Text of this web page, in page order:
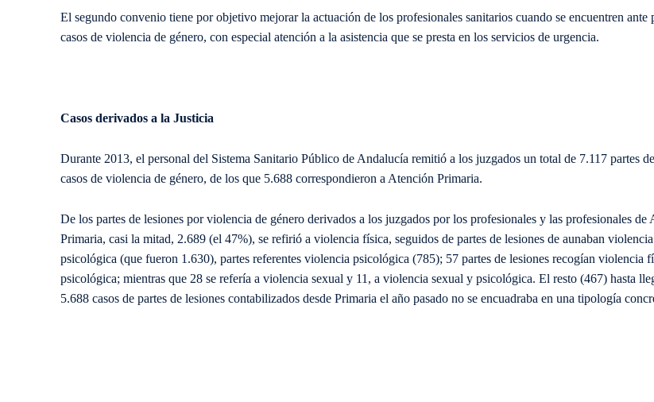
El segundo convenio tiene por objetivo mejorar la actuación de los profesionales sanitarios cuando se encuentren ante
casos de violencia de género, con especial atención a la asistencia que se presta en los servicios de urgencia.
Casos derivados a la Justicia
Durante 2013, el personal del Sistema Sanitario Público de Andalucía remitió a los juzgados un total de 7.117 partes
casos de violencia de género, de los que 5.688 correspondieron a Atención Primaria.
De los partes de lesiones por violencia de género derivados a los juzgados por los profesionales y las profesionales de
Primaria, casi la mitad, 2.689 (el 47%), se refirió a violencia física, seguidos de partes de lesiones de aunaban
psicológica (que fueron 1.630), partes referentes violencia psicológica (785); 57 partes de lesiones recogían violencia
psicológica; mientras que 28 se refería a violencia sexual y 11, a violencia sexual y psicológica. El resto (467) hasta
5.688 casos de partes de lesiones contabilizados desde Primaria el año pasado no se encuadraba en una tipología